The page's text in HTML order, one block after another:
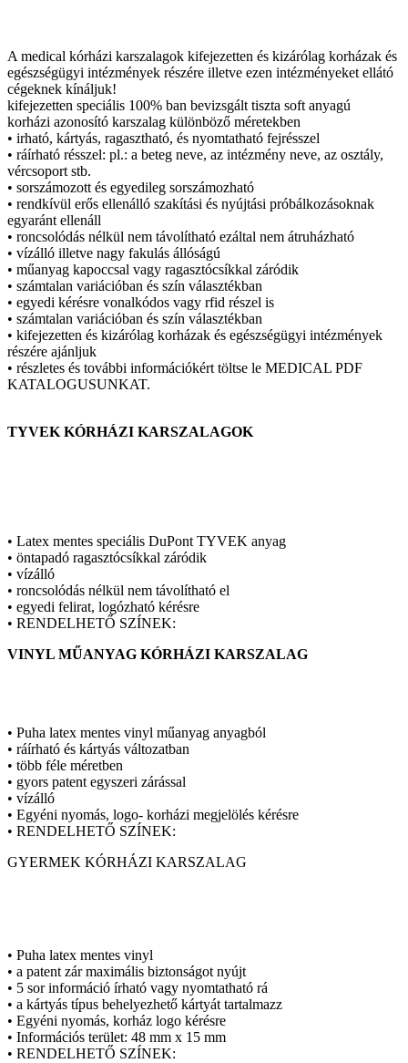
A medical kórházi karszalagok kifejezetten és kizárólag korházak és
egészségügyi intézmények részére illetve ezen intézményeket ellátó
cégeknek kínáljuk!
kifejezetten speciális 100% ban bevizsgált tiszta soft anyagú
korházi azonosító karszalag különböző méretekben
• irható, kártyás, ragasztható, és nyomtatható fejrésszel
• ráírható résszel: pl.: a beteg neve, az intézmény neve, az osztály,
vércsoport stb.
• sorszámozott és egyedileg sorszámozható
• rendkívül erős ellenálló szakítási és nyújtási próbálkozásoknak
egyaránt ellenáll
• roncsolódás nélkül nem távolítható ezáltal nem átruházható
• vízálló illetve nagy fakulás állóságú
• műanyag kapoccsal vagy ragasztócsíkkal záródik
• számtalan variációban és szín választékban
• egyedi kérésre vonalkódos vagy rfid részel is
• számtalan variációban és szín választékban
• kifejezetten és kizárólag korházak és egészségügyi intézmények
részére ajánljuk
• részletes és további információkért töltse le MEDICAL PDF
KATALOGUSUNKAT.
TYVEK KÓRHÁZI KARSZALAGOK
• Latex mentes speciális DuPont TYVEK anyag
• öntapadó ragasztócsíkkal záródik
• vízálló
• roncsolódás nélkül nem távolítható el
• egyedi felirat, logózható kérésre
• RENDELHETŐ SZÍNEK:
VINYL MŰANYAG KÓRHÁZI KARSZALAG
• Puha latex mentes vinyl műanyag anyagból
• ráírható és kártyás változatban
• több féle méretben
• gyors patent egyszeri zárással
• vízálló
• Egyéni nyomás, logo- korházi megjelölés kérésre
• RENDELHETŐ SZÍNEK:
GYERMEK KÓRHÁZI KARSZALAG
• Puha latex mentes vinyl
• a patent zár maximális biztonságot nyújt
• 5 sor információ írható vagy nyomtatható rá
• a kártyás típus behelyezhető kártyát tartalmazz
• Egyéni nyomás, korház logo kérésre
• Információs terület: 48 mm x 15 mm
• RENDELHETŐ SZÍNEK: